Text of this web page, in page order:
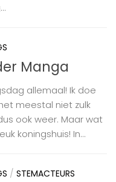
Manga
allemaal! Ik doe
meestal niet zulk
ook weer. Maar wat
koningshuis! In...
/ STEMACTEURS